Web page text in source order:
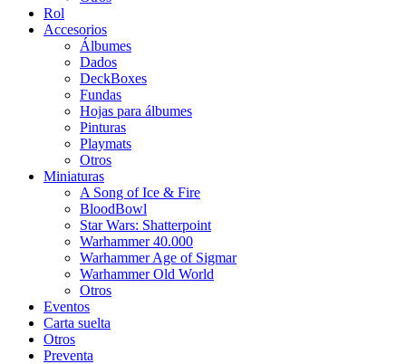
Rol
Accesorios
Álbumes
Dados
DeckBoxes
Fundas
Hojas para álbumes
Pinturas
Playmats
Otros
Miniaturas
A Song of Ice & Fire
BloodBowl
Star Wars: Shatterpoint
Warhammer 40.000
Warhammer Age of Sigmar
Warhammer Old World
Otros
Eventos
Carta suelta
Otros
Preventa